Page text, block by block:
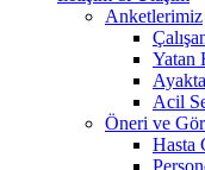
Anketlerimiz
Yatan
Acil
Öneri ve
Hasta